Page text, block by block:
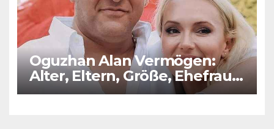
Oguzhan Alan Vermögen:
Alter, Eltern, Größe, Ehefrau,
Kinder